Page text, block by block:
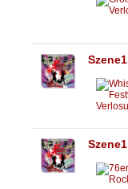
Szene1
Szene1